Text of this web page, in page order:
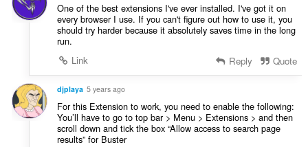
One of the best extensions I've ever installed. I've got it on
every browser I use. If you can't figure out how to use it, you
should try harder because it absolutely saves time in the long
run.
Link
Reply Quote
djplaya 5 years ago
For this Extension to work, you need to enable the following:
You’ll have to go to top bar > Menu > Extensions > and then
scroll down and tick the box “Allow access to search page
results” for Buster